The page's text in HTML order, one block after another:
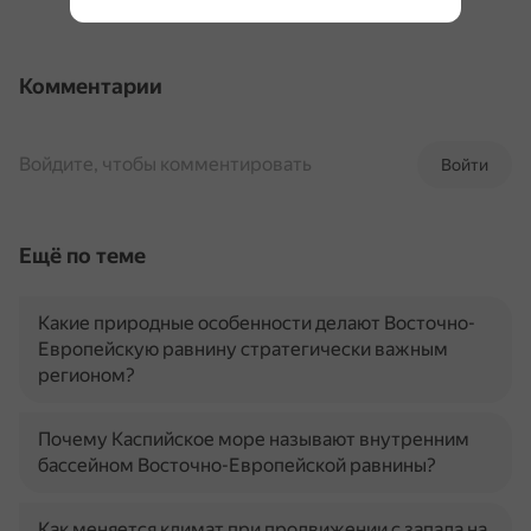
Комментарии
Войти
Войдите, чтобы комментировать
Ещё по теме
Какие природные особенности делают Восточно-
Европейскую равнину стратегически важным
регионом?
Почему Каспийское море называют внутренним
бассейном Восточно-Европейской равнины?